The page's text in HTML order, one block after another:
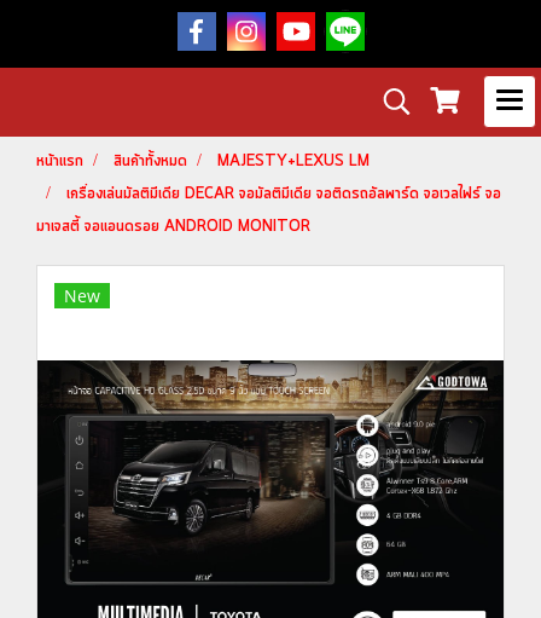
หน้าแรก สินค้าทั้งหมด
MAJESTY+LEXUS LM
เครื่องเล่นมัลติมีเดีย DECAR จอมัลติมีเดีย จอติดรถอัลพาร์ด จอเวลไฟร์ จอ
มาเจสตี้ จอแอนดรอย ANDROID MONITOR
New